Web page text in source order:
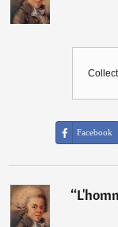
Facebook
“